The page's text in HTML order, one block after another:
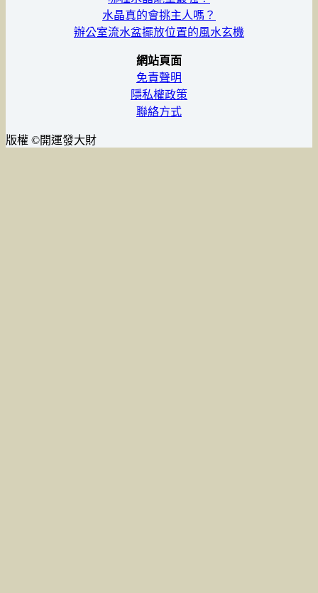
水晶真的會挑主人嗎？
辦公室流水盆擺放位置的風水玄機
網站頁面
免責聲明
隱私權政策
聯絡方式
版權 ©開運發大財